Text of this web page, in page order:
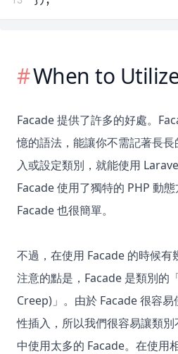
When to
Facade 提供了許多的好處。
憶的語法，能讓你不需記著長
入或設定類別，就能使用
Facade 使用了獨特的 PHP 動
Facade 也很簡單。
不過，在使用 Facade 的時候
注意的點是，Facade 是類別的
Creep)」。由於 Facade 很容
性插入，所以我們很容易讓類
中使用太多的 Facade。在使用